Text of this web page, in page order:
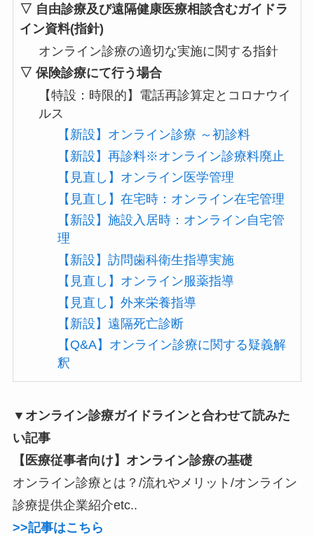
▽ 自由診療及び遠隔健康医療相談含むガイドラ
イン資料(指針)
オンライン診療の適切な実施に関する指針
▽ 保険診療にて行う場合
【特設：時限的】電話再診算定とコロナウイ
ルス
【新設】オンライン診療 ～初診料
【新設】再診料※オンライン診療料廃止
【見直し】オンライン医学管理
【見直し】在宅時：オンライン在宅管理
【新設】施設入居時：オンライン自宅管
理
【新設】訪問歯科衛生指導実施
【見直し】オンライン服薬指導
【見直し】外来栄養指導
【新設】遠隔死亡診断
【Q&A】オンライン診療に関する疑義解
釈
▼オンライン診療ガイドラインと合わせて読みた
い記事
【医療従事者向け】オンライン診療の基礎
オンライン診療とは？/流れやメリット/オンライン
診療提供企業紹介etc..
>>記事はこちら